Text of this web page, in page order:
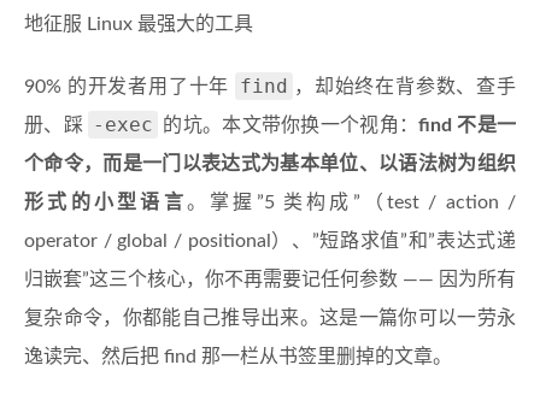
地征服 Linux 最强大的工具
90% 的开发者用了十年 find ，却始终在背参数、查手
册、踩
-exec 的坑。本文带你换一个视角：find 不是一
个命令，而是一门以表达式为基本单位、以语法树为组织
形式的小型语言。掌握”5 类构成”（test / action /
operator / global / positional）、”短路求值”和”表达式递
归嵌套”这三个核心，你不再需要记任何参数 —— 因为所有
复杂命令，你都能自己推导出来。这是一篇你可以一劳永
逸读完、然后把 find 那一栏从书签里删掉的文章。